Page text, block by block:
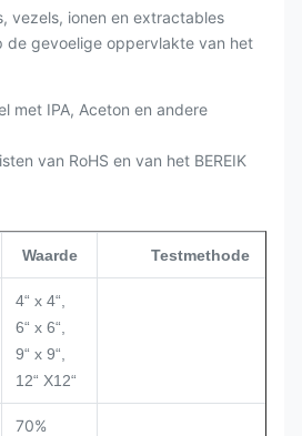
vezels, ionen en extractables
de gevoelige oppervlakte van het
met IPA, Aceton en andere
van RoHS en van het BEREIK
Waarde Testmethode
4“ x 4“,
6“ x 6“,
9“ x 9“,
12“ X12“
70%